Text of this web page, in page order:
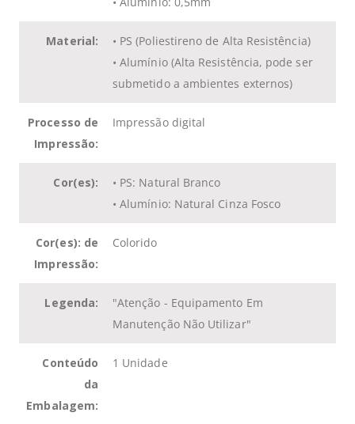
Material: • PS (Poliestireno de Alta Resistência)
• Alumínio (Alta Resistência, pode ser
submetido a ambientes externos)
Processo de
Impressão:
Impressão digital
Cor(es):
• PS: Natural Branco
• Alumínio: Natural Cinza Fosco
Cor(es): de
Impressão:
Colorido
Legenda:
"Atenção - Equipamento Em
Manutenção Não Utilizar"
Conteúdo
da
Embalagem:
1 Unidade